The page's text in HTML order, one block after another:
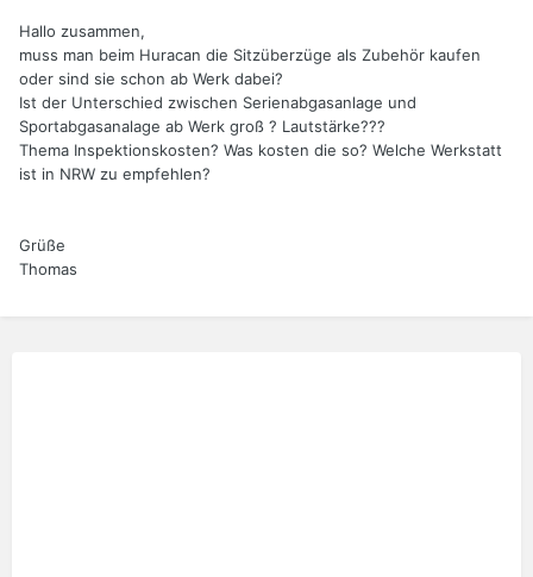
Hallo zusammen,
muss man beim Huracan die Sitzüberzüge als Zubehör kaufen
oder sind sie schon ab Werk dabei?
Ist der Unterschied zwischen Serienabgasanlage und
Sportabgasanalage ab Werk groß ? Lautstärke???
Thema Inspektionskosten? Was kosten die so? Welche Werkstatt
ist in NRW zu empfehlen?
Grüße
Thomas